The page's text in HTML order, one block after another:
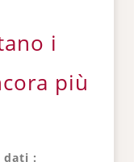
i
più
dati :